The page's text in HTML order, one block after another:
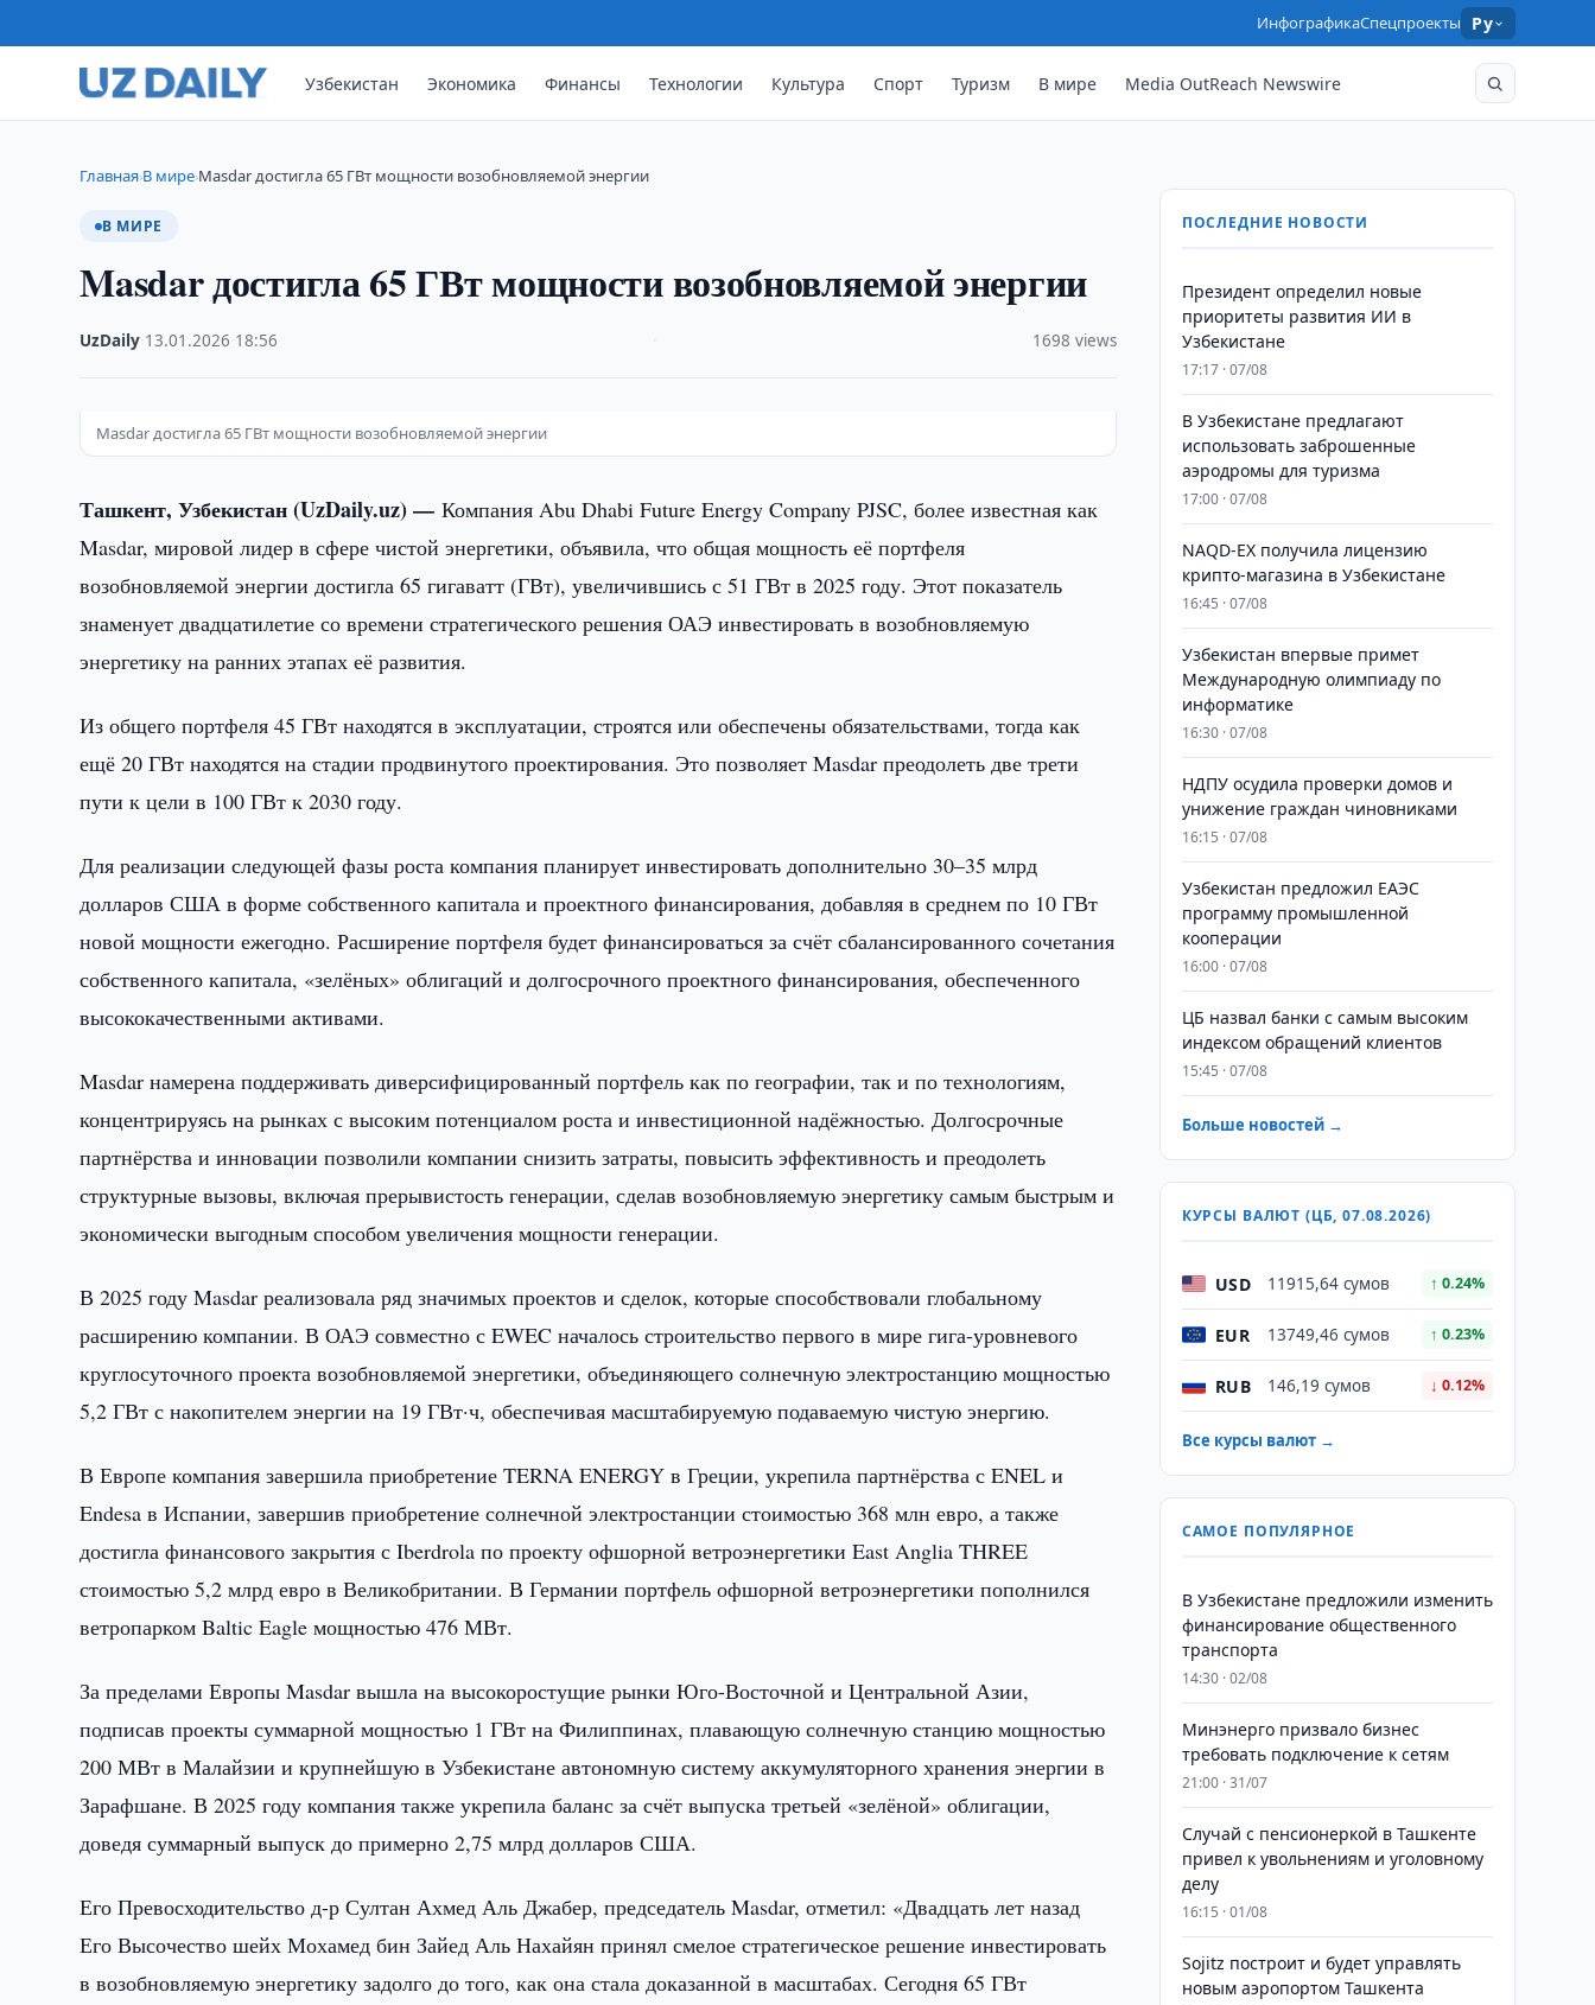
ИнфографикаСпецпроекты Ру
Узбекистан Экономика Финансы Технологии Культура Спорт Туризм В мире Media OutReach Newswire
Главная›В мире›Masdar достигла 65 ГВт мощности возобновляемой энергии
В МИРЕ
Masdar достигла 65 ГВт мощности возобновляемой энергии
UzDaily 13.01.2026 18:56 1698 views
Masdar достигла 65 ГВт мощности возобновляемой энергии
Ташкент, Узбекистан (UzDaily.uz) —Компания Abu Dhabi Future Energy Company PJSC, более известная как
Masdar, мировой лидер в сфере чистой энергетики, объявила, что общая мощность её портфеля
возобновляемой энергии достигла 65 гигаватт (ГВт), увеличившись с 51 ГВт в 2025 году. Этот показатель
знаменует двадцатилетие со времени стратегического решения ОАЭ инвестировать в возобновляемую
энергетику на ранних этапах её развития.
Из общего портфеля 45 ГВт находятся в эксплуатации, строятся или обеспечены обязательствами, тогда как
ещё 20 ГВт находятся на стадии продвинутого проектирования. Это позволяет Masdar преодолеть две трети
пути к цели в 100 ГВт к 2030 году.
Для реализации следующей фазы роста компания планирует инвестировать дополнительно 30–35 млрд
долларов США в форме собственного капитала и проектного финансирования, добавляя в среднем по 10 ГВт
новой мощности ежегодно. Расширение портфеля будет финансироваться за счёт сбалансированного сочетания
собственного капитала, «зелёных» облигаций и долгосрочного проектного финансирования, обеспеченного
высококачественными активами.
Masdar намерена поддерживать диверсифицированный портфель как по географии, так и по технологиям,
концентрируясь на рынках с высоким потенциалом роста и инвестиционной надёжностью. Долгосрочные
партнёрства и инновации позволили компании снизить затраты, повысить эффективность и преодолеть
структурные вызовы, включая прерывистость генерации, сделав возобновляемую энергетику самым быстрым и
экономически выгодным способом увеличения мощности генерации.
В 2025 году Masdar реализовала ряд значимых проектов и сделок, которые способствовали глобальному
расширению компании. В ОАЭ совместно с EWEC началось строительство первого в мире гига-уровневого
круглосуточного проекта возобновляемой энергетики, объединяющего солнечную электростанцию мощностью
5,2 ГВт с накопителем энергии на 19 ГВт·ч, обеспечивая масштабируемую подаваемую чистую энергию.
В Европе компания завершила приобретение TERNA ENERGY в Греции, укрепила партнёрства с ENEL и
Endesa в Испании, завершив приобретение солнечной электростанции стоимостью 368 млн евро, а также
достигла финансового закрытия с Iberdrola по проекту офшорной ветроэнергетики East Anglia THREE
стоимостью 5,2 млрд евро в Великобритании. В Германии портфель офшорной ветроэнергетики пополнился
ветропарком Baltic Eagle мощностью 476 МВт.
За пределами Европы Masdar вышла на высокоростущие рынки Юго-Восточной и Центральной Азии,
подписав проекты суммарной мощностью 1 ГВт на Филиппинах, плавающую солнечную станцию мощностью
200 МВт в Малайзии и крупнейшую в Узбекистане автономную систему аккумуляторного хранения энергии в
Зарафшане. В 2025 году компания также укрепила баланс за счёт выпуска третьей «зелёной» облигации,
доведя суммарный выпуск до примерно 2,75 млрд долларов США.
Его Превосходительство д-р Султан Ахмед Аль Джабер, председатель Masdar, отметил: «Двадцать лет назад
Его Высочество шейх Мохамед бин Зайед Аль Нахайян принял смелое стратегическое решение инвестировать
в возобновляемую энергетику задолго до того, как она стала доказанной в масштабах. Сегодня 65 ГВт
ПОСЛЕДНИЕ НОВОСТИ
Президент определил новые
приоритеты развития ИИ в
Узбекистане
17:17 · 07/08
В Узбекистане предлагают
использовать заброшенные
аэродромы для туризма
17:00 · 07/08
NAQD-EX получила лицензию
крипто-магазина в Узбекистане
16:45 · 07/08
Узбекистан впервые примет
Международную олимпиаду по
информатике
16:30 · 07/08
НДПУ осудила проверки домов и
унижение граждан чиновниками
16:15 · 07/08
Узбекистан предложил ЕАЭС
программу промышленной
кооперации
16:00 · 07/08
ЦБ назвал банки с самым высоким
индексом обращений клиентов
15:45 · 07/08
Больше новостей →
КУРСЫ ВАЛЮТ (ЦБ, 07.08.2026)
USD 11915,64 сумов ↑ 0.24%
EUR 13749,46 сумов ↑ 0.23%
RUB 146,19 сумов ↓ 0.12%
Все курсы валют →
САМОЕ ПОПУЛЯРНОЕ
В Узбекистане предложили изменить
финансирование общественного
транспорта
14:30 · 02/08
Минэнерго призвало бизнес
требовать подключение к сетям
21:00 · 31/07
Случай с пенсионеркой в Ташкенте
привел к увольнениям и уголовному
делу
16:15 · 01/08
Sojitz построит и будет управлять
новым аэропортом Ташкента